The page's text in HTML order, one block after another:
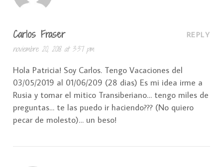
Carlos Fraser
noviembre 20, 2018 at 3:37 pm
REPLY
Hola Patricia! Soy Carlos. Tengo Vacaciones del
03/05/2019 al 01/06/209 (28 dias) Es mi idea irme a
Rusia y tomar el mitico Transiberiano… tengo miles de
preguntas… te las puedo ir haciendo??? (No quiero
pecar de molesto)… un beso!